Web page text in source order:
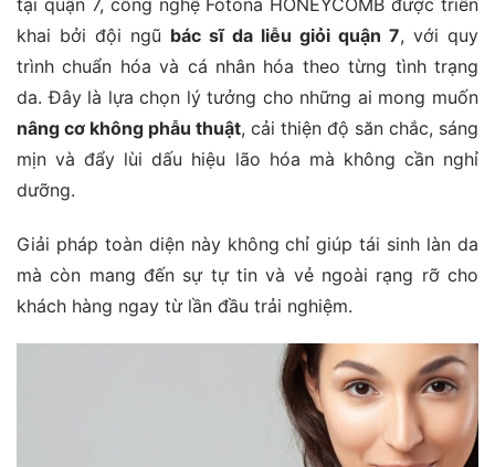
khai bởi đội ngũ bác sĩ da liễu giỏi quận 7, với quy
trình chuẩn hóa và cá nhân hóa theo từng tình trạng
da. Đây là lựa chọn lý tưởng cho những ai mong muốn
nâng cơ không phẫu thuật, cải thiện độ săn chắc, sáng
mịn và đẩy lùi dấu hiệu lão hóa mà không cần nghỉ
dưỡng.
Giải pháp toàn diện này không chỉ giúp tái sinh làn da
mà còn mang đến sự tự tin và vẻ ngoài rạng rỡ cho
khách hàng ngay từ lần đầu trải nghiệm.